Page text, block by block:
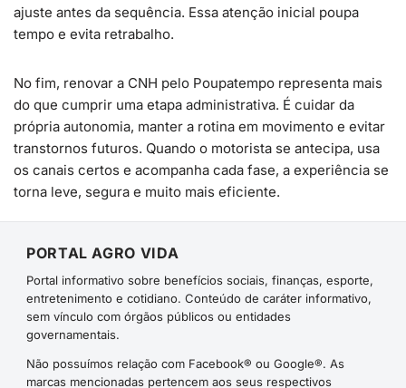
ajuste antes da sequência. Essa atenção inicial poupa
tempo e evita retrabalho.
No fim, renovar a CNH pelo Poupatempo representa mais
do que cumprir uma etapa administrativa. É cuidar da
própria autonomia, manter a rotina em movimento e evitar
transtornos futuros. Quando o motorista se antecipa, usa
os canais certos e acompanha cada fase, a experiência se
torna leve, segura e muito mais eficiente.
PORTAL AGRO VIDA
Portal informativo sobre benefícios sociais, finanças, esporte,
entretenimento e cotidiano. Conteúdo de caráter informativo,
sem vínculo com órgãos públicos ou entidades
governamentais.
Não possuímos relação com Facebook® ou Google®. As
marcas mencionadas pertencem aos seus respectivos